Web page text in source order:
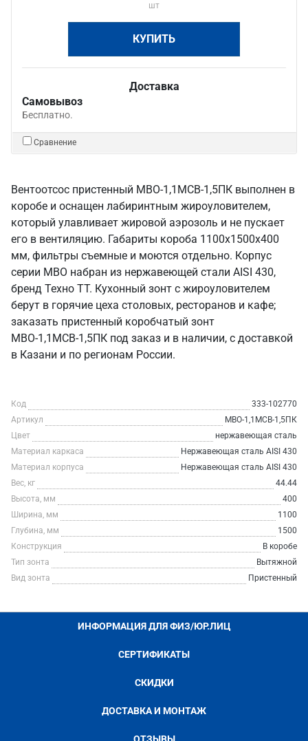
шт
КУПИТЬ
Доставка
Самовывоз
Бесплатно.
Сравнение
Вентоотсос пристенный МВО-1,1МСВ-1,5ПК выполнен в
коробе и оснащен лабиринтным жироуловителем,
который улавливает жировой аэрозоль и не пускает
его в вентиляцию. Габариты короба 1100х1500х400
мм, фильтры съемные и моются отдельно. Корпус
серии МВО набран из нержавеющей стали AISI 430,
бренд Техно ТТ. Кухонный зонт с жироуловителем
берут в горячие цеха столовых, ресторанов и кафе;
заказать пристенный коробчатый зонт
МВО-1,1МСВ-1,5ПК под заказ и в наличии, с доставкой
в Казани и по регионам России.
Код
333-102770
Артикул
МВО-1,1МСВ-1,5ПК
Цвет
нержавеющая сталь
Материал каркаса
Нержавеющая сталь AISI 430
Материал корпуса
Нержавеющая сталь AISI 430
Вес, кг
44.44
Высота, мм
400
Ширина, мм
1100
Глубина, мм
1500
Конструкция
В коробе
Тип зонта
Вытяжной
Вид зонта
Пристенный
ИНФОРМАЦИЯ ДЛЯ ФИЗ/ЮР.ЛИЦ
СЕРТИФИКАТЫ
СКИДКИ
ДОСТАВКА И МОНТАЖ